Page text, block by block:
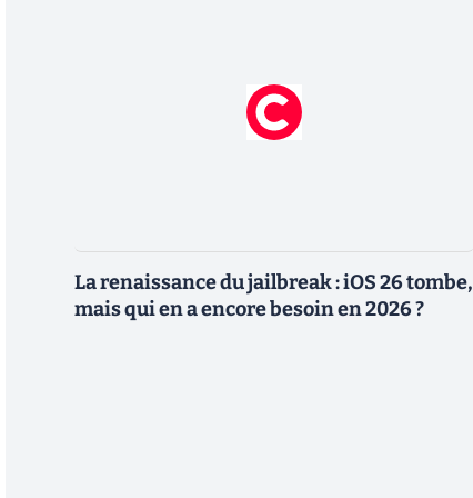
La renaissance du jailbreak : iOS 26 tombe,
mais qui en a encore besoin en 2026 ?